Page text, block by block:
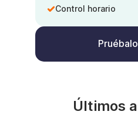
Control horario
Últimos